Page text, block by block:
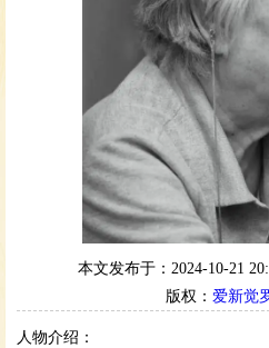
本文发布于：2024-10-21
版权： 爱新觉
人物介绍：